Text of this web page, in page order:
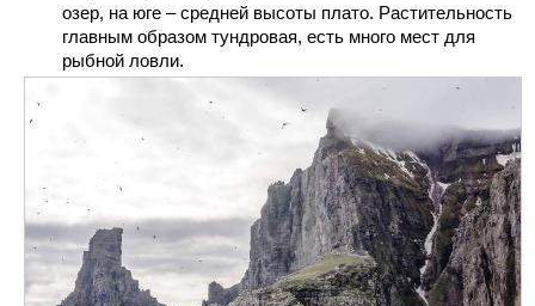
озер, на юге – средней высоты плато. Растительность
главным образом тундровая, есть много мест для
рыбной ловли.